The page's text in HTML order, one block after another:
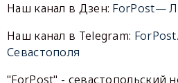
Наш канал в Дзен: ForPost—
Наш канал в Telegram:
Севастополя
"ForPost" - севастопольский